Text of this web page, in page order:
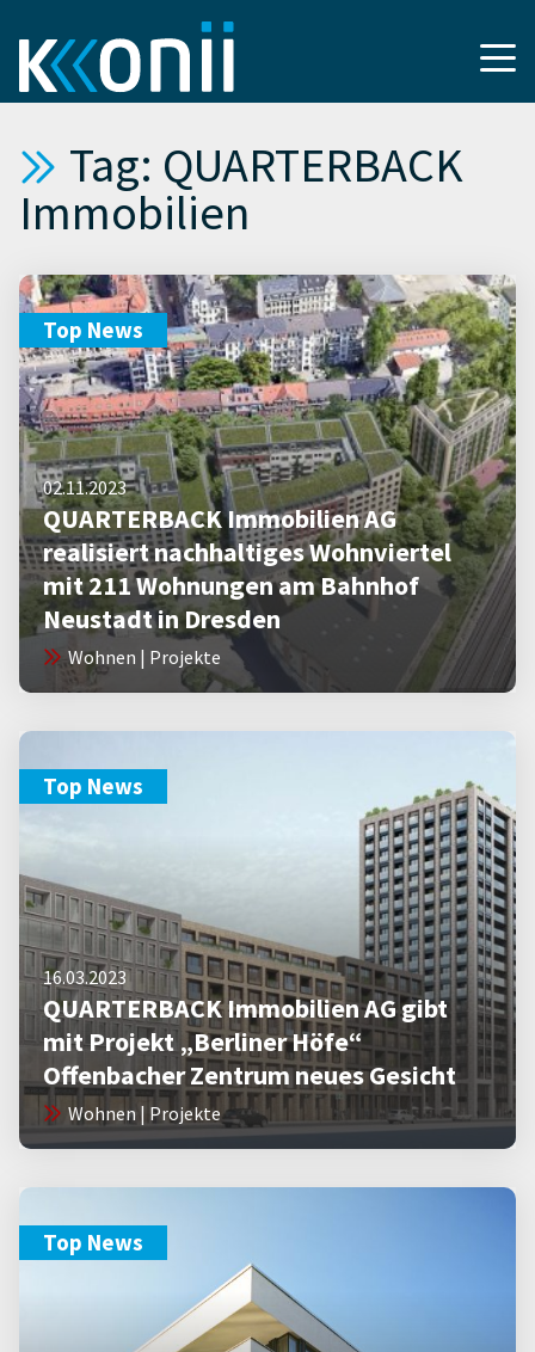
Tag: QUARTERBACK
Immobilien
Top News
02.11.2023
QUARTERBACK Immobilien AG
realisiert nachhaltiges Wohnviertel
mit 211 Wohnungen am Bahnhof
Neustadt in Dresden
Wohnen | Projekte
Top News
16.03.2023
QUARTERBACK Immobilien AG gibt
mit Projekt „Berliner Höfe“
Offenbacher Zentrum neues Gesicht
Wohnen | Projekte
Top News